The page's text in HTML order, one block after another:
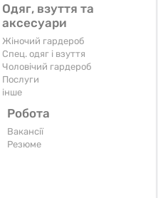
Одяг, взуття та
аксесуари
Жіночий гардероб
Спец. одяг і взуття
Чоловічий гардероб
Послуги
інше
Робота
Вакансії
Резюме